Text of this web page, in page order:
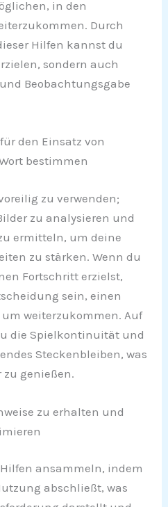
in den
Durch
Hilfen kannst du
sondern auch
Beobachtungsgabe
den Einsatz von
bestimmen
zu verwenden;
zu analysieren und
ermitteln, um deine
zu stärken. Wenn du
Fortschritt erzielst,
sein, einen
weiterzukommen. Auf
die Spielkontinuität und
Steckenbleiben, was
genießen.
zu erhalten und
ansammeln, indem
abschließt, was